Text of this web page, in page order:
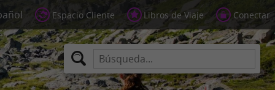
Espacio Cliente Libros de Viaje Conectar